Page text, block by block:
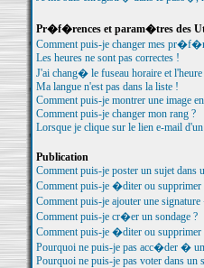
Pr�f�rences et param�tres des
Comment puis-je changer mes
Les heures ne sont pas correctes !
J'ai chang� le fuseau horaire et
Ma langue n'est pas dans la liste !
Comment puis-je montrer une image
Comment puis-je changer mon rang ?
Lorsque je clique sur le lien e-mail
Publication
Comment puis-je poster un sujet dans
Comment puis-je �diter ou supprimer
Comment puis-je ajouter une
Comment puis-je cr�er un sondage ?
Comment puis-je �diter ou supprimer
Pourquoi ne puis-je pas acc�der �
Pourquoi ne puis-je pas voter dans un